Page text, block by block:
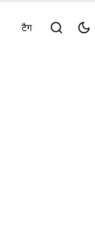
टैग